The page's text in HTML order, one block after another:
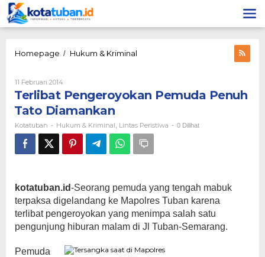
Lewati
ke
konten
Homepage / Hukum & Kriminal
Tato
11 Februari 2014Oleh
Kotatuban
Terlibat Pengeroyokan Pemuda Penuh
Tato Diamankan
Kotatuban - Hukum & Kriminal Lintas Peristiwa - 0 Dilihat
kotatuban.id-Seorang pemuda yang tengah mabuk
terpaksa digelandang ke Mapolres Tuban karena
terlibat pengeroyokan yang menimpa salah satu
pengunjung hiburan malam di Jl Tuban-Semarang.
Pemuda